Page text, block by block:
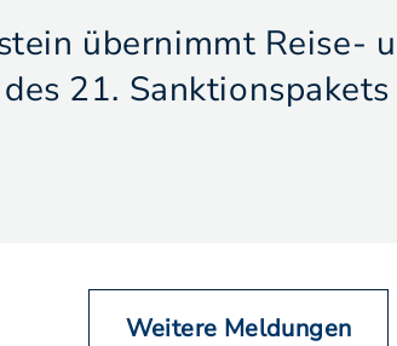
übernimmt Reise-
21.
Weitere Meldungen